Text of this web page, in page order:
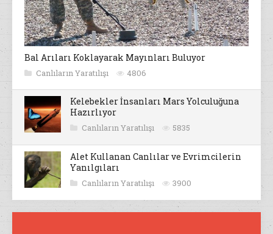
Bal Arıları Koklayarak Mayınları Buluyor
Canlıların Yaratılışı 4806
Kelebekler İnsanları Mars Yolculuğuna
Hazırlıyor
Canlıların Yaratılışı 5835
Alet Kullanan Canlılar ve Evrimcilerin
Yanılgıları
Canlıların Yaratılışı 3900